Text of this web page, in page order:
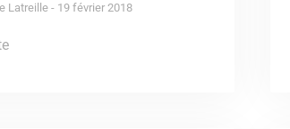
Latreille - 19 février 2018